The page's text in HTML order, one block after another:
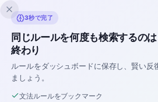
Inklingo
3秒で完了
同じルールを何度も検索するの
終わり
ルールをダッシュボードに保存し、賢い反
ましょう。
文法ルールをブックマーク